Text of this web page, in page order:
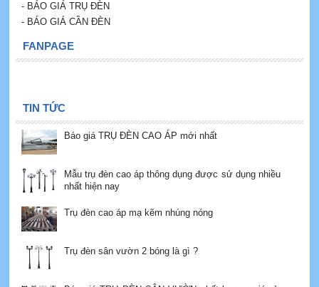
- BÁO GIÁ TRỤ ĐÈN
- BÁO GIÁ CẦN ĐÈN
FANPAGE
TIN TỨC
Báo giá TRỤ ĐÈN CAO ÁP mới nhất
Mẫu trụ đèn cao áp thông dụng được sử dụng nhiều
nhất hiện nay
Trụ đèn cao áp mạ kẽm nhúng nóng
Trụ đèn sân vườn 2 bóng là gì ?